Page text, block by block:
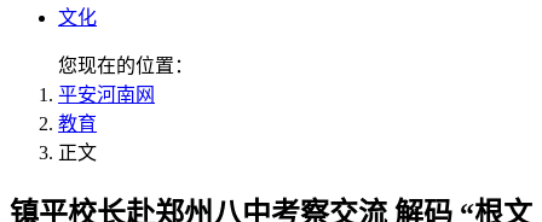
文化
您现在的位置：
平安河南网
教育
正文
镇平校长赴郑州八中考察交流 解码 “根文